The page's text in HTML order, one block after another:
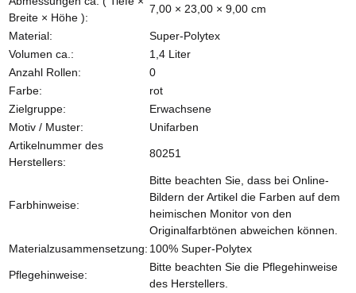
Breite × Höhe ):
7,00 × 23,00 × 9,00 cm
Material:
Super-Polytex
Volumen ca.:
1,4 Liter
Anzahl Rollen:
0
Farbe:
rot
Zielgruppe:
Erwachsene
Motiv / Muster:
Unifarben
Artikelnummer des
Herstellers:
80251
Farbhinweise:
Bitte beachten Sie, dass bei Online-
Bildern der Artikel die Farben auf dem
heimischen Monitor von den
Originalfarbtönen abweichen können.
Materialzusammensetzung: 100% Super-Polytex
Pflegehinweise:
Bitte beachten Sie die Pflegehinweise
des Herstellers.